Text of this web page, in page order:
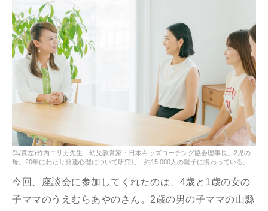
(写真左)竹内エリカ先生 幼児教育家・日本キッズコーチング協会理事長。2児の
母。20年にわたり発達心理について研究し、約15,000人の親子に携わっている。
今回、座談会に参加してくれたのは、4歳と1歳の女の
子ママのうえむらあやのさん。2歳の男の子ママの山縣